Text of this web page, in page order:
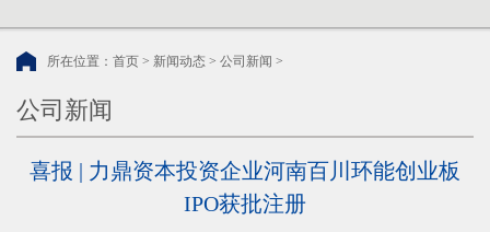
所在位置： 首页 > 新闻动态 > 公司新闻 >
公司新闻
喜报 | 力鼎资本投资企业河南百川环能创业板
IPO获批注册